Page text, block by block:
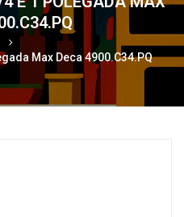
Max Deca 4900.C34.PQ